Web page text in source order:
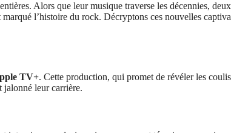
Alors que leur musique traverse les décennies,
l’histoire du rock. Décryptons ces nouvelles
TV+. Cette production, qui promet de révéler les
jalonné leur carrière.